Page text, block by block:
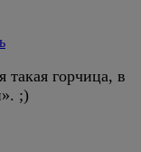
такая горчица, в
;)